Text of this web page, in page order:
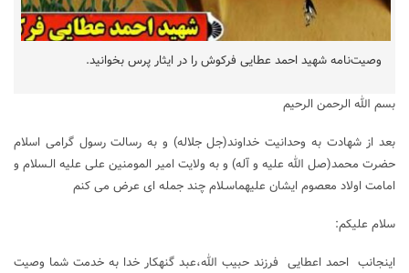
وصیت‌نامه شهید احمد عطایی فرکوش را در ایثار پرس بخوانید.
بسم الله الرحمن الرحیم
بعد از شهادت به وحدانیت خداوند(جل جلاله) و به رسالت رسول گرامی اسلام
حضرت محمد(صل الله علیه و آله) و به ولایت امیر المومنین علی علیه الـسلام و
امامت اولاد معصوم ایشان علیهماسـلام چند جمله ای عرض می کنم
سلام علیکم:
اینجانب احمد اعطایی فرزند حبیب الله،عبد گنهکار خدا به خدمت شما وصیت